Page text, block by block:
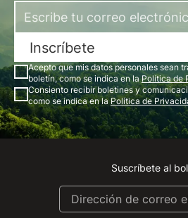
Inscríbete
Acepto que mis datos personales sean
boletín, como se indica en laPolítica de
Consiento recibir boletines y
como se indica en laPolítica de
Suscríbete al